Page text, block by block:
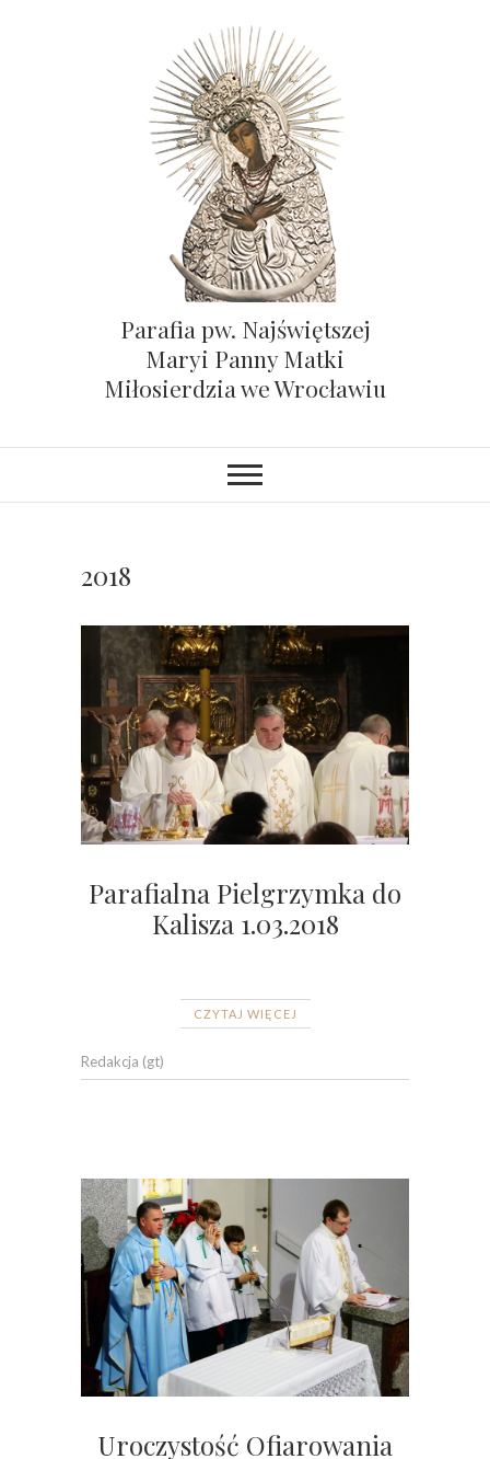
Parafia pw. Najświętszej
Maryi Panny Matki
Miłosierdzia we Wrocławiu
2018
Parafialna Pielgrzymka do
Kalisza 1.03.2018
CZYTAJ WIĘCEJ
Redakcja (gt)
Uroczystość Ofiarowania